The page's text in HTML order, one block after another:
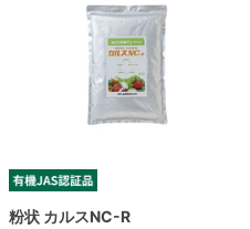
粉状 カルスNC-R